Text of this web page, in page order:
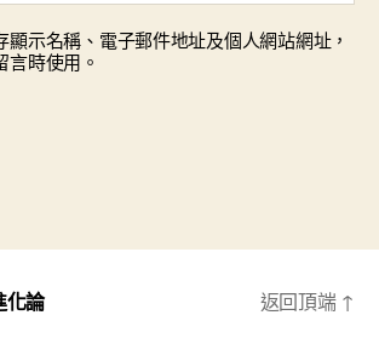
顯示名稱、電子郵件地址及個人網站網址，
言時使用。
化論 返回頂端 ↑